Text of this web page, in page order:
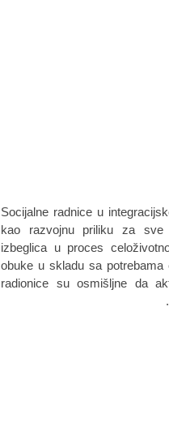
Socijalne radnice u
kao razvojnu priliku za sve
izbeglica u proces
obuke u skladu sa potrebama
radionice su osmišljne da